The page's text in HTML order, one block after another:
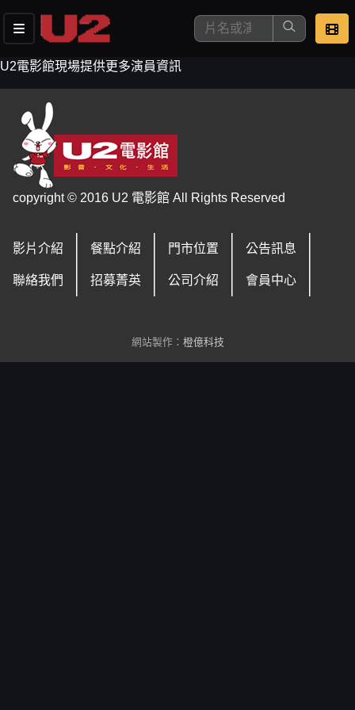
去敲定看片時間
U2電影館現場提供更多演員資訊
copyright © 2016 U2 電影館 All Rights Reserved
影片介紹 餐點介紹 門市位置 公告訊息
聯絡我們 招募菁英 公司介紹 會員中心
網站製作： 橙億科技